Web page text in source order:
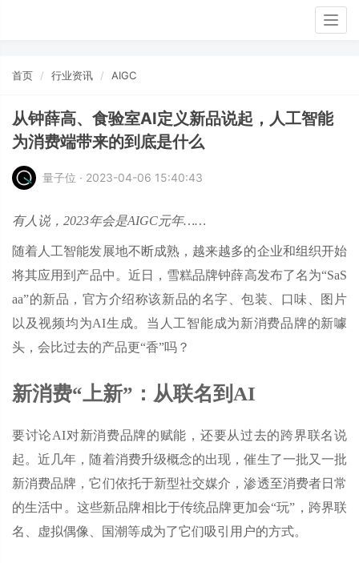
首页 行业资讯 AIGC
从钟薛高、食验室AI定义新品说起，人工智能
为消费端带来的到底是什么
量子位 · 2023-04-06 15:40:43
有人说，2023年会是AIGC元年……
随着人工智能发展地不断成熟，越来越多的企业和组织开始
将其应用到产品中。近日，雪糕品牌钟薛高发布了名为“SaS
aa”的新品，官方介绍称该新品的名字、包装、口味、图片
以及视频均为AI生成。当人工智能成为新消费品牌的新噱
头，会比过去的产品更“香”吗？
新消费“上新”：从联名到AI
要讨论AI对新消费品牌的赋能，还要从过去的跨界联名说
起。近几年，随着消费升级概念的出现，催生了一批又一批
新消费品牌，它们依托于新型社交媒介，渗透至消费者日常
的生活中。这些新品牌相比于传统品牌更加会“玩”，跨界联
名、虚拟偶像、国潮等成为了它们吸引用户的方式。